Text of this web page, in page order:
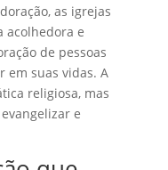
as igrejas
acolhedora e
de pessoas
em suas vidas. A
religiosa, mas
e